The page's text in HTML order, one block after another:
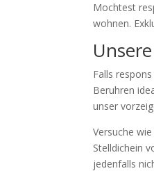
Mochtest
wohnen.
Falls
Beruhren
unser
Versuche
Stelldichein
jedenfalls